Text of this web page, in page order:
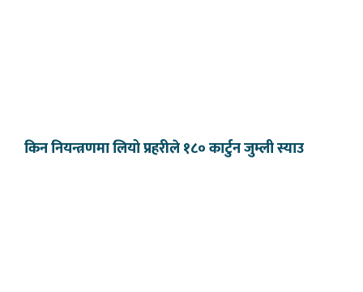
किन नियन्त्रणमा लियो प्रहरीले १८० कार्टुन जुम्ली स्याउ